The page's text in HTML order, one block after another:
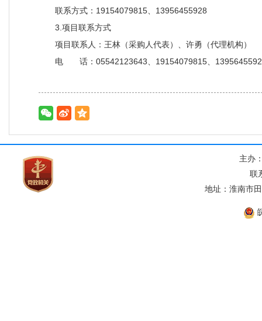
联系方式：19154079815、13956455928
3.项目联系方式
项目联系人：王林（采购人代表）、许勇（代理机构）
电 话：05542123643、19154079815、
主办
联
地址：淮南市